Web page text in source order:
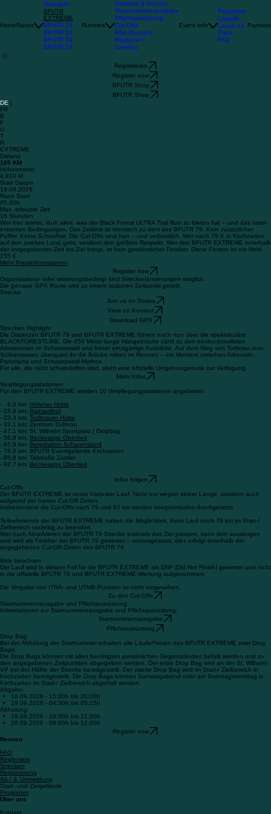
HomeRaces
Übersicht
BFUTR
EXTREME
BFUTR 79
BFUTR 52
BFUTR 33
BFUTR 19
Runners
Startliste & Results
Startnummernausgabe
Pflichtausrüstung
Cut-Offs
Elite Runners
Reglement
Crewing
Event Info
Programm
Logistik
Leave no
Trace
FAQ
Partners
Registrieren
Register now
BFUTR Shop
BFUTR Shop
DE |
FR
B
F
U
T
R
EXTREME
Distanz
105 KM
Höhenmeter
4.810 M
Start Datum
19.09.2026
Race Start
05:30h
Max. erlaubte Zeit
16 Stunden
Wer hier startet, läuft alles, was der Black Forest ULTRA Trail Run zu bieten hat – und das unter
extremen Bedingungen. Das Zeitlimit ist identisch zu dem des BFUTR 79. Kein zusätzlicher
Puffer. Keine Schonfrist. Die Cut‑Offs sind hart – und verbindlich. Wer nach 79 K in Kirchzarten
auf den zweiten Loop geht, verdient den größten Respekt. Wer den BFUTR EXTREME innerhalb
der vorgegebenen Zeit ins Ziel bringt, ist kein gewöhnlicher Finisher. Diese Person ist ein Held.
155 €
Mehr Preisinformationen
Register now
Organisations- oder witterungsbedingt sind Streckenänderungen möglich.
Die genaue GPX Route wird zu einem späteren Zeitpunkt geteilt.
Strecke
Join us on Strava
View on Komoot
Download GPX
Strecken Highlight
Die Distanzen BFUTR 79 und BFUTR EXTREME führen euch nun über die spektakuläre
BLACKFORESTLINE. Die 450 Meter lange Hängebrücke zählt zu den eindrucksvollsten
Attraktionen im Schwarzwald und bietet einzigartige Ausblicke. Auf dem Weg von Todtnau zum
Stübenwasen überquert ihr die Brücke mitten im Rennen – ein Moment zwischen Adrenalin,
Panorama und Schwarzwald-Mythos.
Für alle, die nicht schwindelfrei sind, steht eine offizielle Umgehungsroute zur Verfügung.
Mehr Infos
Verpflegungsstationen
Für den BFUTR EXTREME werden 10 Verpflegungsstationen angeboten:
- 6,0 km: Höfener Hütte
- 15,6 km: Raimartihof
- 23,3 km: Todtnauer Hütte
- 33,1 km: Zentrum Todtnau
- 47,1 km: St. Wilhelm Sportplatz | Dropbag
- 56,8 km: Beckesepp Oberried
- 65,9 km: Bergstation Schauinsland
- 79,0 km: BFUTR Eventgelände Kirchzarten
- 85,8 km: Talstraße Zastler
- 92,7 km: Beckesepp Oberried
Infos folgen
Cut-Offs
Der BFUTR EXTREME ist unser härtester Lauf. Nicht nur wegen seiner Länge, sondern auch
aufgrund der harten Cut-Off Zeiten.
Insbesondere die Cut-Offs nach 79 und 92 km werden kompromisslos durchgesetzt.
Teilnehmende der BFUTR EXTREME haben die Möglichkeit, ihren Lauf nach 79 km im Start-/
Zielbereich vorzeitig zu beenden.
Wer nach Absolvieren der BFUTR 79 Strecke erstmals das Ziel passiert, kann dort aussteigen
und wird als Finisher der BFUTR 79 gewertet – vorausgesetzt, dies erfolgt innerhalb der
angegebenen Cut-Off-Zeiten des BFUTR 79.
Bitte beachten:
Der Lauf wird in diesem Fall für die BFUTR EXTREME als DNF (Did Not Finish) gewertet und nicht
in die offizielle BFUTR 76 und BFUTR EXTREME-Wertung aufgenommen.
Die Vergabe von ITRA- und UTMB-Punkten ist nicht vorgesehen.
Zu den Cut-Offs
Startnummernausgabe und Pflichtausrüstung
Informationen zur Starnummernausgabe und Pflichtausrüstung:
Startnummernausgabe
Pflichtausrüstung
Drop Bag
Bei der Abholung der Startnummer erhalten alle Läufer*innen des BFUTR EXTREME zwei Drop
Bags.
Die Drop Bags können mit allen benötigten persönlichen Gegenständen befüllt werden und zu
den angegebenen Zeitpunkten abgegeben werden. Der erste Drop Bag wird an der St. Wilhelm
VP bei der Hälfte der Strecke bereitgestellt. Der zweite Drop Bag wird im Start-/ Zielbereich in
Kirchzarten bereitgestellt. Die Drop Bags können Samstagabend oder am Sonntagvormittag in
Kirchzarten im Start-/ Zielbereich abgeholt werden.
Abgabe:
18.09.2026 - 15:00h bis 20:00h
19.09.2026 - 04:30h bis 05:15h
Abholung:
19.09.2026 - 18:00h bis 21:00h
20.09.2026 - 09:00h bis 12:00h
Register now
Rennen
FAQ
Reglement
Strecken
Registrierung
Ab-/ & Ummeldung
Start- und Zielgelände
Programm
Über uns
Kontakt